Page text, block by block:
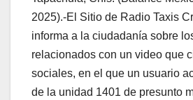
2025).-El Sitio de Radio Taxis
informa a la ciudadanía sobre
relacionados con un video que
sociales, en el que un usuario
de la unidad 1401 de presunto